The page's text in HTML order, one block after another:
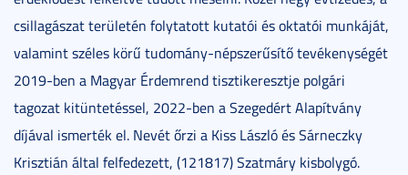
csillagászat területén folytatott kutatói és oktatói munkáját,
valamint széles körű tudomány-népszerűsítő tevékenységét
2019-ben a Magyar Érdemrend tisztikeresztje polgári
tagozat kitüntetéssel, 2022-ben a Szegedért Alapítvány
díjával ismerték el. Nevét őrzi a Kiss László és Sárneczky
Krisztián által felfedezett, (121817) Szatmáry kisbolygó.